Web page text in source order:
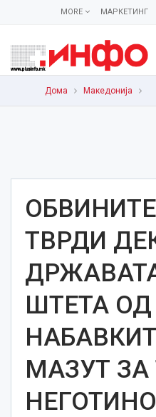
МАРКЕТИНГ
MORE
Дома Македонија
ТВРДИ
ШТЕТА ОД
МАЗУТ ЗА